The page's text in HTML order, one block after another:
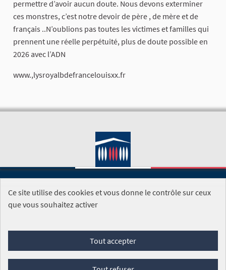
permettre d’avoir aucun doute. Nous devons exterminer
ces monstres, c’est notre devoir de père , de mère et de
français ..N’oublions pas toutes les victimes et familles qui
prennent une réelle perpétuité, plus de doute possible en
2026 avec l’ADN
www.,lysroyalbdefrancelouisxx.fr
SITE DE L'ASSEMBLÉE NATIONALE
Foire aux questions
Conditions générales d'utilisation (CGU)
Mentions légales
Cookies
Ce site utilise des cookies et vous donne le contrôle sur ceux
que vous souhaitez activer
Tout accepter